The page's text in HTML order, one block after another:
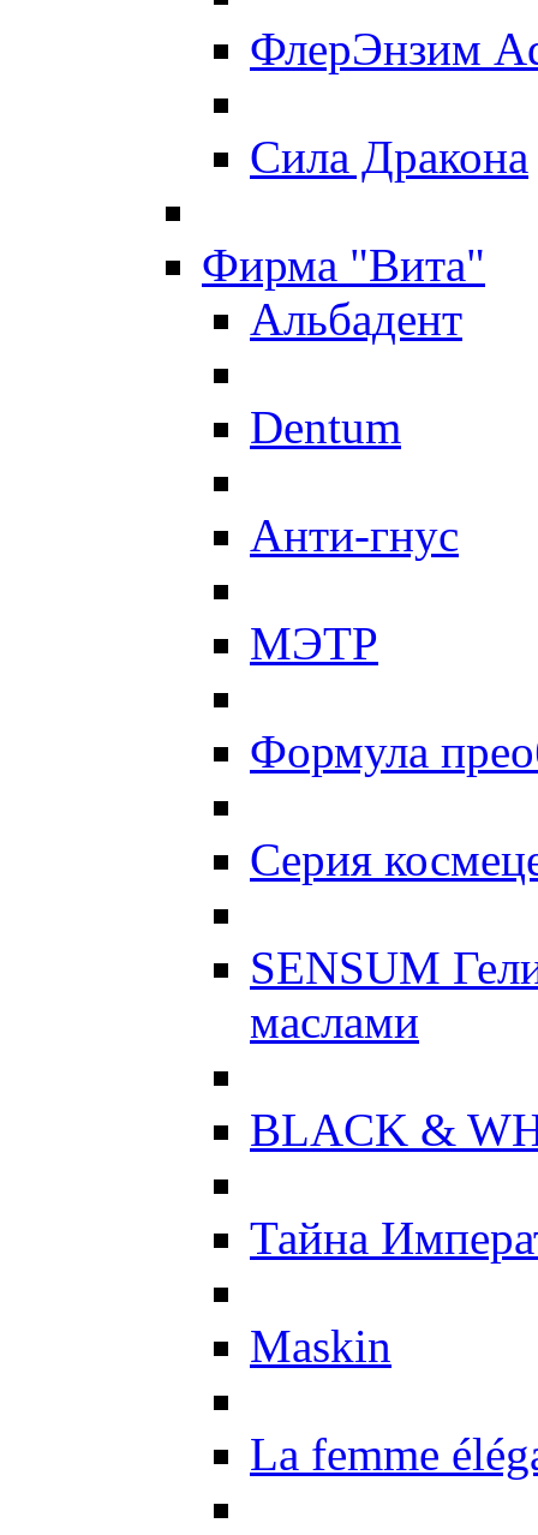
ФлерЭнзим
Сила Дракона
Фирма "Вита"
Альбадент
Dentum
Анти-гнус
МЭТР
Формула
Серия
SENSUM
маслами
BLACK &
Тайна
Maskin
La femme